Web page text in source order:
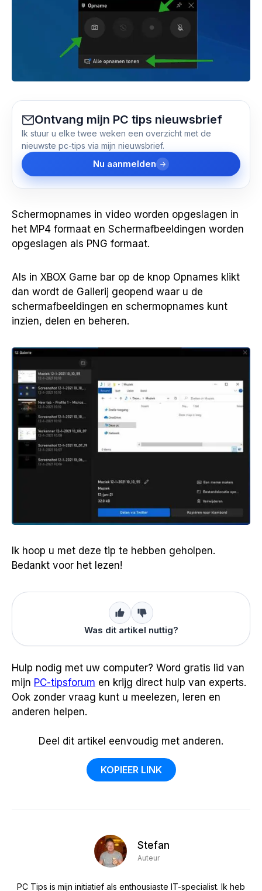
Ontvang mijn PC tips nieuwsbrief
Ik stuur u elke twee weken een overzicht met de
nieuwste pc-tips via mijn nieuwsbrief.
Nu aanmelden
Schermopnames in video worden opgeslagen in
het MP4 formaat en Schermafbeeldingen worden
opgeslagen als PNG formaat.
Als in XBOX Game bar op de knop Opnames klikt
dan wordt de Gallerij geopend waar u de
schermafbeeldingen en schermopnames kunt
inzien, delen en beheren.
Ik hoop u met deze tip te hebben geholpen.
Bedankt voor het lezen!
Was dit artikel nuttig?
Hulp nodig met uw computer? Word gratis lid van
mijn PC-tipsforum en krijg direct hulp van experts.
Ook zonder vraag kunt u meelezen, leren en
anderen helpen.
Deel dit artikel eenvoudig met anderen.
KOPIEER LINK
Stefan
Auteur
PC Tips is mijn initiatief als enthousiaste IT-specialist. Ik heb